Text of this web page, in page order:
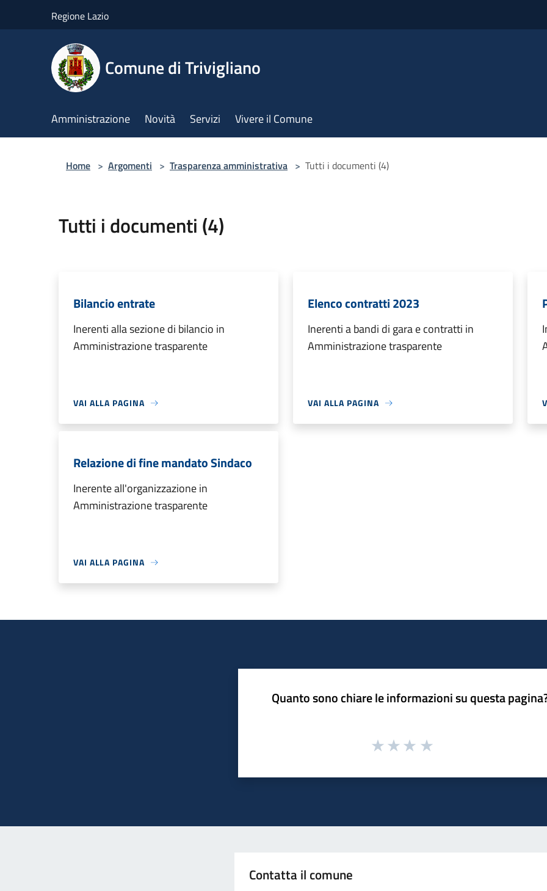
Regione Lazio
Comune di Trivigliano
Amministrazione Novità Servizi Vivere il Comune
Home > Argomenti > Trasparenza amministrativa > Tutti i documenti (4)
Tutti i documenti (4)
Bilancio entrate
Inerenti alla sezione di bilancio in
Amministrazione trasparente
VAI ALLA PAGINA
Elenco contratti 2023
Inerenti a bandi di gara e contratti in
Amministrazione trasparente
VAI ALLA PAGINA
Relazione di fine mandato Sindaco
Inerente all'organizzazione in
Amministrazione trasparente
VAI ALLA PAGINA
Quanto sono chiare le informazioni su questa
Contatta il comune